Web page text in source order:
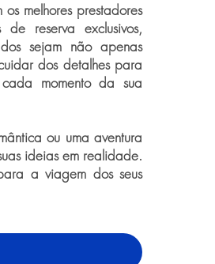
melhores prestadores
reserva exclusivos,
sejam não apenas
dos detalhes para
momento da sua
ou uma aventura
ideias em realidade.
a viagem dos seus